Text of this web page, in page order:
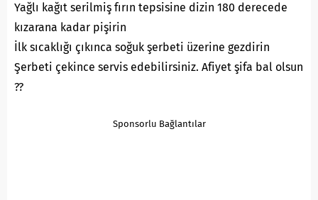
Yağlı kağıt serilmiş fırın tepsisine dizin 180 derecede
kızarana kadar pişirin
İlk sıcaklığı çıkınca soğuk şerbeti üzerine gezdirin
Şerbeti çekince servis edebilirsiniz. Afiyet şifa bal olsun
??
Sponsorlu Bağlantılar